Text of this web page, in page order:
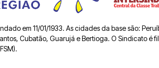
em 11/01/1933. As cidades da base são:
Cubatão, Guarujá e Bertioga. O Sindicato é